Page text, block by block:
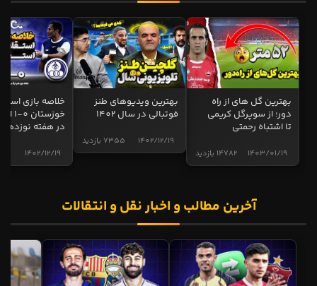
بهترین گل های از راه
دور؛ از سوپرگل کریمی
تا اشتباه رحمتی
14782 بازدید 1403/01/19
بهترین ویدیوهای طنز
فوتبالی در سال 1402
7355 بازدید 1402/12/19
خلاصه بازی
در هفته نوزدهم
1402/12/19
آخرین مطالب و اخبار نقل و انتقالات